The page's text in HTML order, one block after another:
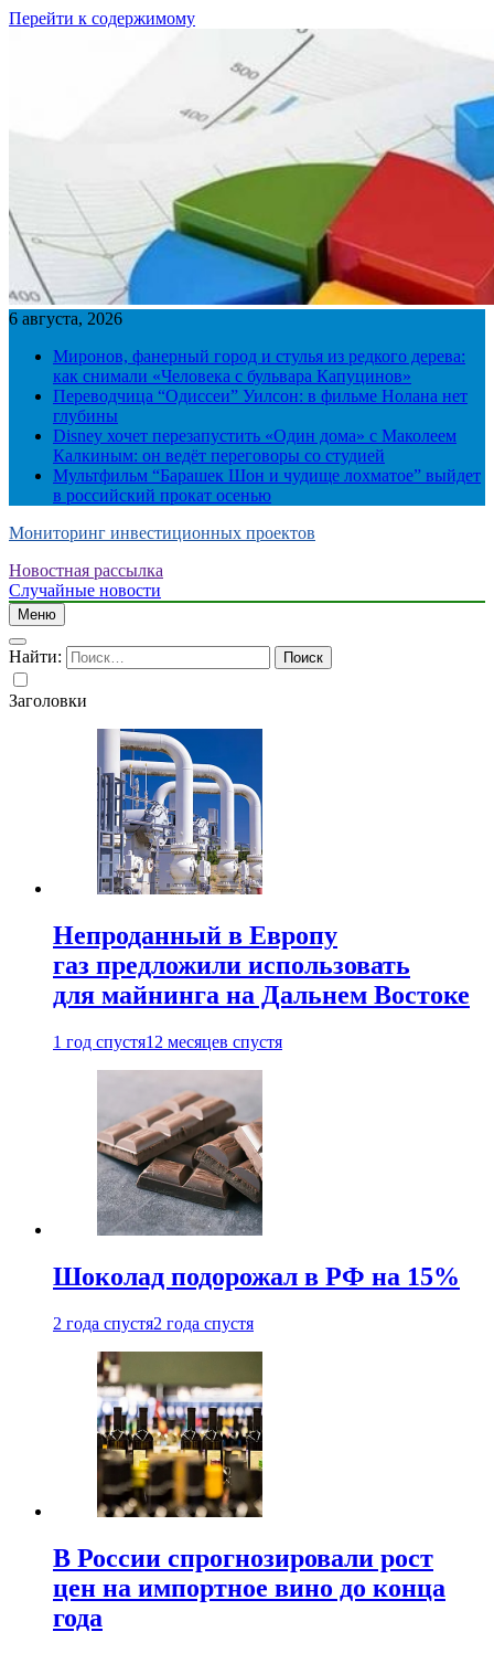
Перейти к содержимому
6 августа, 2026
Миронов, фанерный город и стулья из редкого дерева:
как снимали «Человека с бульвара Капуцинов»
Переводчица “Одиссеи” Уилсон: в фильме Нолана нет
глубины
Disney хочет перезапустить «Один дома» с Маколеем
Калкиным: он ведёт переговоры со студией
Мультфильм “Барашек Шон и чудище лохматое” выйдет
в российский прокат осенью
Мониторинг инвестиционных проектов
Новостная рассылка
Случайные новости
Меню
Найти:
Заголовки
Непроданный в Европу
газ предложили использовать
для майнинга на Дальнем Востоке
1 год спустя12 месяцев спустя
Шоколад подорожал в РФ на 15%
2 года спустя2 года спустя
В России спрогнозировали рост
цен на импортное вино до конца
года